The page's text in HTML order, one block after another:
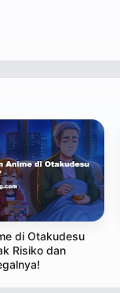
di Otakudesu
Risiko dan